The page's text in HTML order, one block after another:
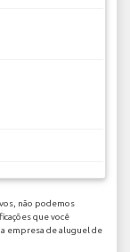
não podemos
que você
empresa de aluguel de